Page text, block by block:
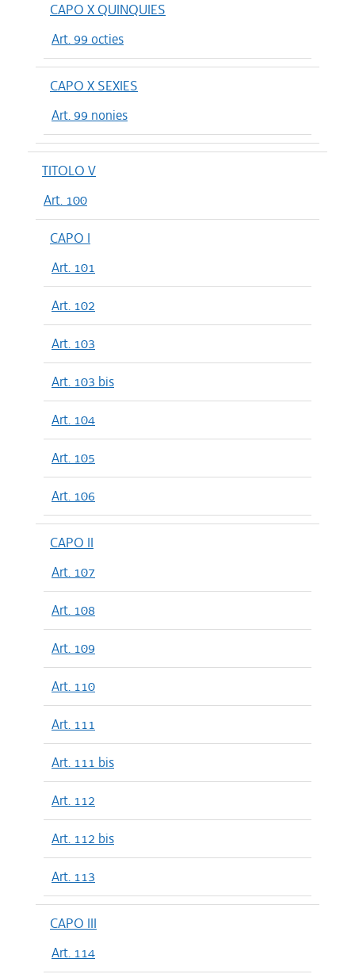
CAPO X QUINQUIES
Art. 99 octies
CAPO X SEXIES
Art. 99 nonies
TITOLO V
Art. 100
CAPO I
Art. 101
Art. 102
Art. 103
Art. 103 bis
Art. 104
Art. 105
Art. 106
CAPO II
Art. 107
Art. 108
Art. 109
Art. 110
Art. 111
Art. 111 bis
Art. 112
Art. 112 bis
Art. 113
CAPO III
Art. 114